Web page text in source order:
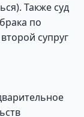
Также суд
по
супруг